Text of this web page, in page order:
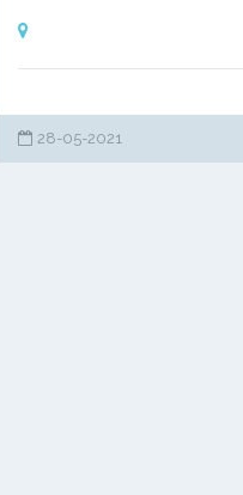
28-05-2021